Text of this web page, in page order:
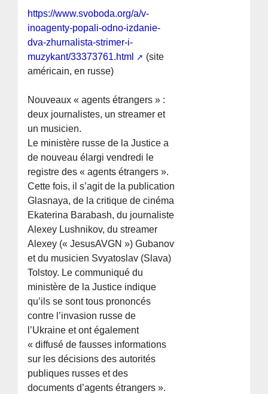
https://www.svoboda.org/a/v-
inoagenty-popali-odno-izdanie-
dva-zhurnalista-strimer-i-
muzykant/33373761.html
(site
américain, en russe)
Nouveaux « agents étrangers » :
deux journalistes, un streamer et
un musicien.
Le ministère russe de la Justice a
de nouveau élargi vendredi le
registre des « agents étrangers ».
Cette fois, il s’agit de la publication
Glasnaya, de la critique de cinéma
Ekaterina Barabash, du journaliste
Alexey Lushnikov, du streamer
Alexey (« JesusAVGN ») Gubanov
et du musicien Svyatoslav (Slava)
Tolstoy. Le communiqué du
ministère de la Justice indique
qu’ils se sont tous prononcés
contre l’invasion russe de
l’Ukraine et ont également
« diffusé de fausses informations
sur les décisions des autorités
publiques russes et des
documents d’agents étrangers ».